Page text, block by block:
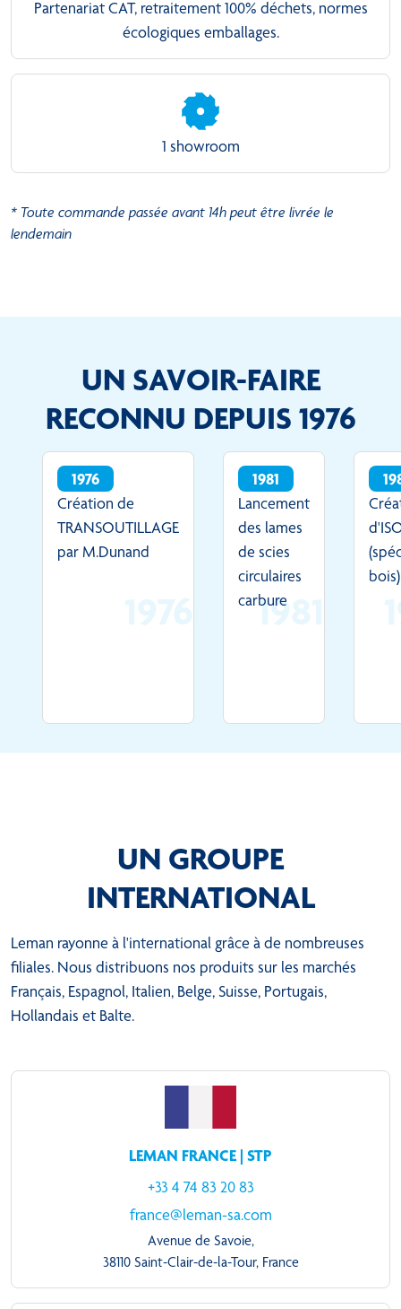
Partenariat CAT, retraitement 100% déchets, normes
écologiques emballages.
1 showroom
* Toute commande passée avant 14h peut être livrée le
lendemain
UN SAVOIR-FAIRE
RECONNU DEPUIS 1976
1976
Création de
TRANSOUTILLAGE
par M.Dunand
1976
1981
Lancement
des lames
de scies
circulaires
carbure
1981
bois)
UN GROUPE
INTERNATIONAL
Leman rayonne à l'international grâce à de nombreuses
filiales. Nous distribuons nos produits sur les marchés
Français, Espagnol, Italien, Belge, Suisse, Portugais,
Hollandais et Balte.
LEMAN FRANCE | STP
+33 4 74 83 20 83
france@leman-sa.com
Avenue de Savoie,
38110 Saint-Clair-de-la-Tour, France